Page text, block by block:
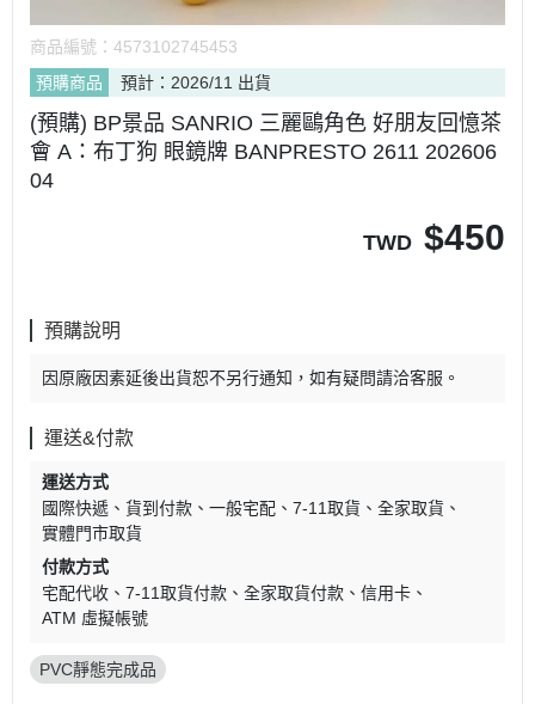
商品編號： 4573102745453
預購商品
預計：2026/11 出貨
(預購) BP景品 SANRIO 三麗鷗角色 好朋友回憶茶
會 A：布丁狗 眼鏡牌 BANPRESTO 2611 202606
04
TWD $450
預購說明
因原廠因素延後出貨恕不另行通知，如有疑問請洽客服。
運送&付款
運送方式
國際快遞
貨到付款 一般宅配 7-11取貨
全家取貨
實體門市取貨
付款方式
宅配代收
7-11取貨付款 全家取貨付款
信用卡
ATM 虛擬帳號
PVC靜態完成品